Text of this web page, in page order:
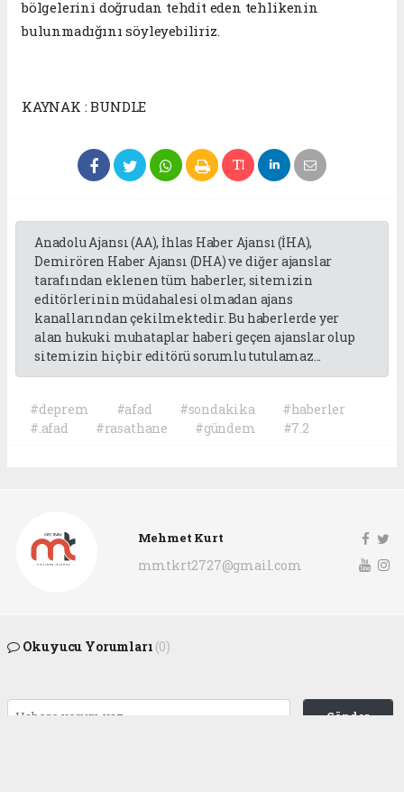
bölgelerini doğrudan tehdit eden tehlikenin
bulunmadığını söyleyebiliriz.
KAYNAK : BUNDLE
Anadolu Ajansı (AA), İhlas Haber Ajansı (İHA),
Demirören Haber Ajansı (DHA) ve diğer ajanslar
tarafından eklenen tüm haberler, sitemizin
editörlerinin müdahalesi olmadan ajans
kanallarından çekilmektedir. Bu haberlerde yer
alan hukuki muhataplar haberi geçen ajanslar olup
sitemizin hiç bir editörü sorumlu tutulamaz...
#deprem #afad #sondakika
#haberler
#.afad
#rasathane #gündem #7.2
Mehmet Kurt
mmtkrt2727@gmail.com
Okuyucu Yorumları (0)
Gönder